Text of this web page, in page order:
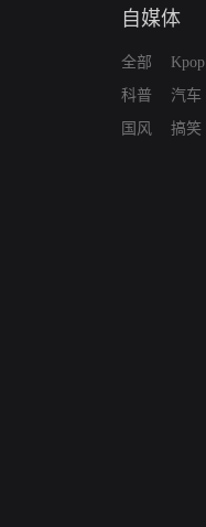
自媒体
全部
科普
国风
Kpop
汽车
搞笑